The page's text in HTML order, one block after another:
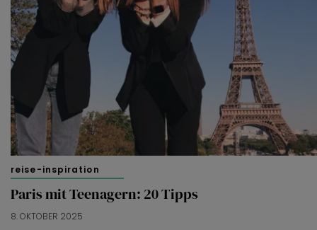
reise-inspiration
Paris mit Teenagern: 20 Tipps
8. OKTOBER 2025